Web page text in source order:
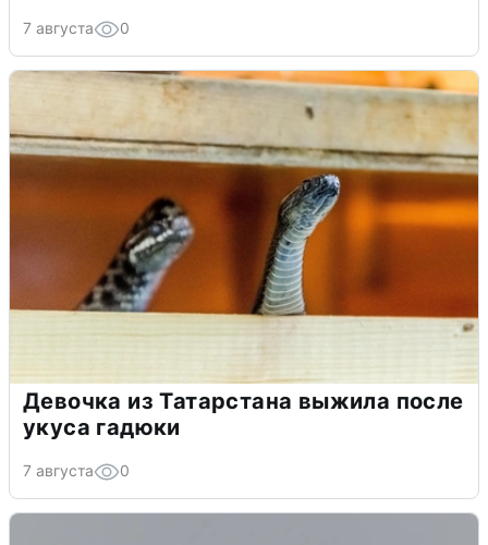
7 августа 0
Девочка из Татарстана выжила после
укуса гадюки
7 августа 0